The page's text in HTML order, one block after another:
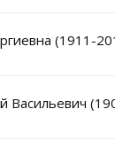
(1911-
Васильевич